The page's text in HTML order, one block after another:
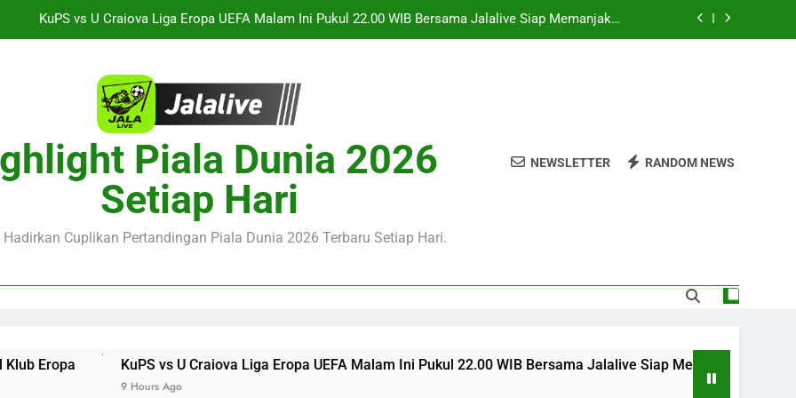
Jalalive Streaming Monaco vs Getafe Club Friendly Dini Hari Ini Pukul 01.00 WIB Menjadi Pilihan Tepat
KuPS vs U Craiova Liga Eropa UEFA Malam Ini Pukul 22.00 WIB Bersama Jalalive Siap Memanjakan
Penggemar Kompetisi Eropa
Streaming Jalalive Arsenal vs Real Betis Club Friendly Dini Hari Ini Pukul 01.30 WIB, Jadwal Laga
Piala Dunia 2026
Setiap Hari
Cuplikan Pertandingan Piala Dunia 2026 Terbaru Setiap Hari.
NEWSLETTER RANDOM NEWS
KuPS vs U Craiova Liga Eropa UEFA Malam Ini Pukul 22.00 WIB Bersama Jalalive Siap Memanjakan
9 Hours Ago